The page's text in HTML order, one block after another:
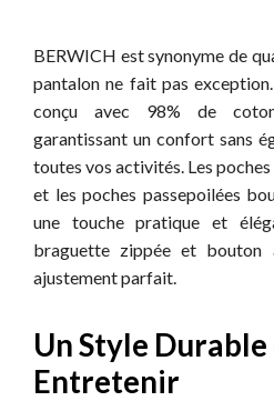
BERWICH est synonyme de
pantalon ne fait pas
conçu avec 98% de
garantissant un confort sans
toutes vos activités. Les
et les poches passepoilées
une touche pratique et
braguette zippée et bouton
ajustement parfait.
Un Style Durable
Entretenir